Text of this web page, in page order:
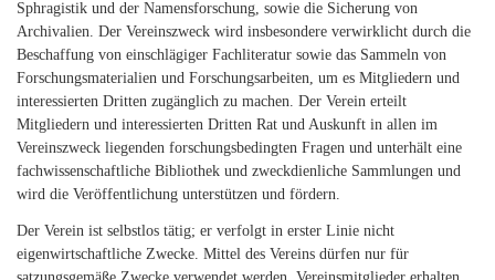
Sphragistik und der Namensforschung, sowie die Sicherung von
Archivalien. Der Vereinszweck wird insbesondere verwirklicht durch die
Beschaffung von einschlägiger Fachliteratur sowie das Sammeln von
Forschungsmaterialien und Forschungsarbeiten, um es Mitgliedern und
interessierten Dritten zugänglich zu machen. Der Verein erteilt
Mitgliedern und interessierten Dritten Rat und Auskunft in allen im
Vereinszweck liegenden forschungsbedingten Fragen und unterhält eine
fachwissenschaftliche Bibliothek und zweckdienliche Sammlungen und
wird die Veröffentlichung unterstützen und fördern.
Der Verein ist selbstlos tätig; er verfolgt in erster Linie nicht
eigenwirtschaftliche Zwecke. Mittel des Vereins dürfen nur für